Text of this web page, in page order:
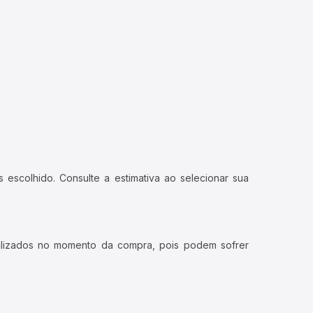
Consulte a estimativa ao selecionar sua
no momento da compra, pois podem sofrer